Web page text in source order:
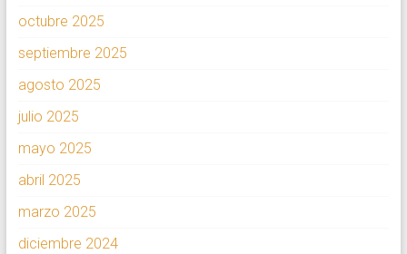
octubre 2025
septiembre 2025
agosto 2025
julio 2025
mayo 2025
abril 2025
marzo 2025
diciembre 2024